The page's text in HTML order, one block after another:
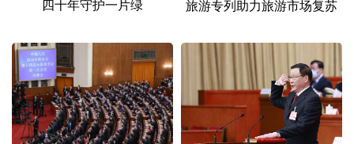
多语种频道
English Español Français عربى
Русский язык 日本語 한국어
四十年守护一片绿 旅游专列助力旅游市场复苏